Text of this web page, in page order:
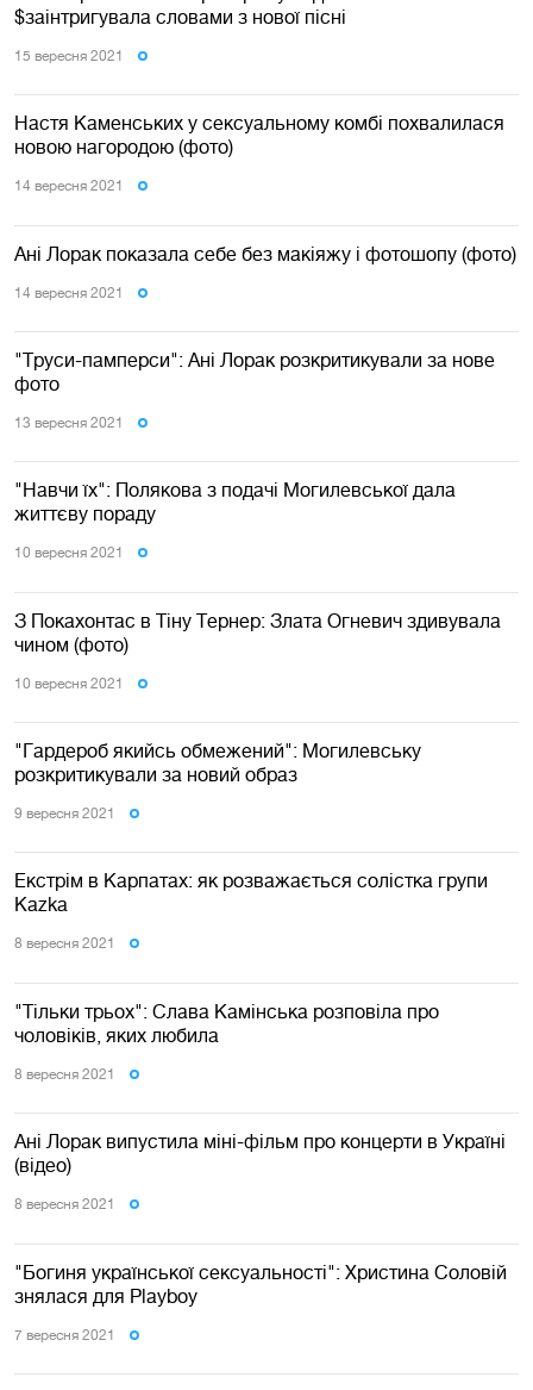
$заінтригувала словами з нової пісні
15 вересня 2021
Настя Каменських у сексуальному комбі похвалилася
новою нагородою (фото)
14 вересня 2021
Ані Лорак показала себе без макіяжу і фотошопу (фото)
14 вересня 2021
"Труси-памперси": Ані Лорак розкритикували за нове
фото
13 вересня 2021
"Навчи їх": Полякова з подачі Могилевської дала
життєву пораду
10 вересня 2021
З Покахонтас в Тіну Тернер: Злата Огневич здивувала
чином (фото)
10 вересня 2021
"Гардероб якийсь обмежений": Могилевську
розкритикували за новий образ
9 вересня 2021
Екстрім в Карпатах: як розважається солістка групи
Kazka
8 вересня 2021
"Тільки трьох": Слава Камінська розповіла про
чоловіків, яких любила
8 вересня 2021
Ані Лорак випустила міні-фільм про концерти в Україні
(відео)
8 вересня 2021
"Богиня української сексуальності": Христина Соловій
знялася для Playboy
7 вересня 2021